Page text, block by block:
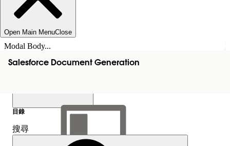
Open Main MenuClose
Modal Body...
Salesforce Document Generation
目錄
搜尋